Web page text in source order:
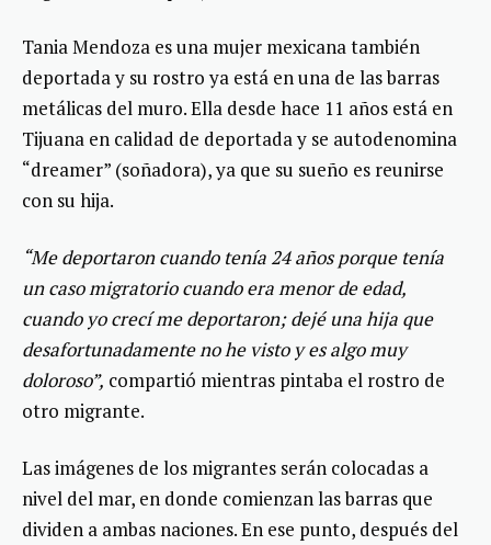
Tania Mendoza es una mujer mexicana también
deportada y su rostro ya está en una de las barras
metálicas del muro. Ella desde hace 11 años está en
Tijuana en calidad de deportada y se autodenomina
“dreamer” (soñadora), ya que su sueño es reunirse
con su hija.
“Me deportaron cuando tenía 24 años porque tenía
un caso migratorio cuando era menor de edad,
cuando yo crecí me deportaron; dejé una hija que
desafortunadamente no he visto y es algo muy
doloroso”, compartió mientras pintaba el rostro de
otro migrante.
Las imágenes de los migrantes serán colocadas a
nivel del mar, en donde comienzan las barras que
dividen a ambas naciones. En ese punto, después del